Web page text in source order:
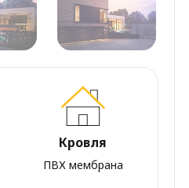
Кровля
ПВХ мембрана